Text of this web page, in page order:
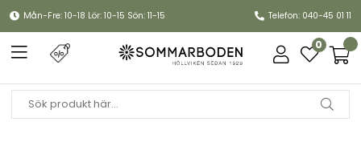
Mån-Fre: 10-18 Lör: 10-15 Sön: 11-15 Telefon: 040-45 01 11
0